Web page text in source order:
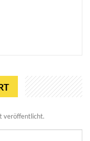
veröffentlicht.